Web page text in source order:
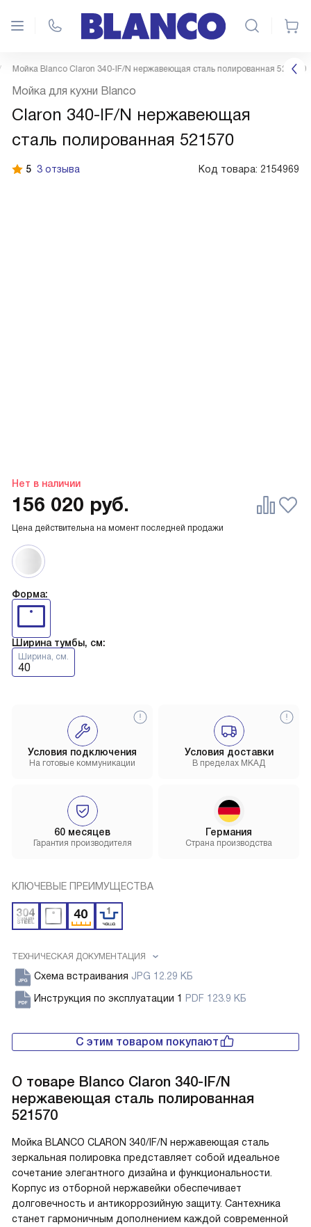
Мойка Blanco Claron 340-IF/N нержавеющая сталь полированная 521570
5 3 отзыва Код товара: 2154969
Нет в наличии
Мойка для кухни Blanco
Claron 340-IF/N нержавеющая
сталь полированная 521570
Форма:
Ширина тумбы, см:
Ширина, см.
40
Цена действительна на момент последней продажи
156 020 руб.
Условия доставки
В пределах МКАД
60 месяцев
Гарантия производителя
Условия подключения
На готовые коммуникации
Германия
Страна производства
КЛЮЧЕВЫЕ ПРЕИМУЩЕСТВА
ТЕХНИЧЕСКАЯ ДОКУМЕНТАЦИЯ
Схема встраивания JPG 12.29 КБ
Инструкция по эксплуатации 1
PDF 123.9 КБ
С этим товаром покупают
О товаре Blanco Claron 340-IF/N
нержавеющая сталь полированная
521570
Мойка BLANCO CLARON 340/IF/N нержавеющая сталь
зеркальная полировка представляет собой идеальное
сочетание элегантного дизайна и функциональности.
Корпус из отборной нержавейки обеспечивает
долговечность и антикоррозийную защиту. Сантехника
станет гармоничным дополнением каждой современной